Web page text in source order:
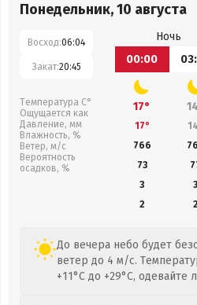
Понедельник, 10 августа
Восход:06:04
Закат:20:45
Температура С°
Ощущается как
Давление, мм
Влажность, %
Ветер, м/с
Вероятность
осадков, %
Ночь
00:00
17°
17°
766
73
3
3
2
2
До вечера небо будет
ветер до 4 м/с.
+11°C до +29°C, одевайте